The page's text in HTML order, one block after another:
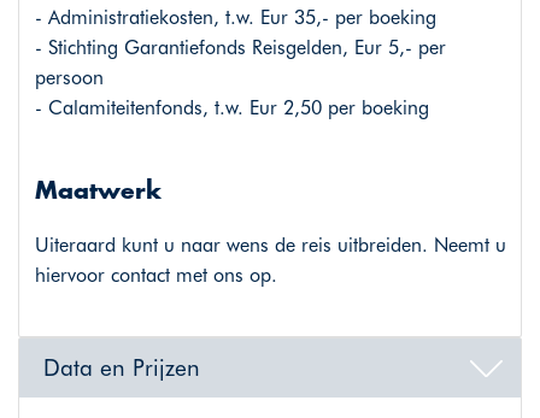
- Administratiekosten, t.w. Eur 35,- per boeking
- Stichting Garantiefonds Reisgelden, Eur 5,- per
persoon
- Calamiteitenfonds, t.w. Eur 2,50 per boeking
Maatwerk
Uiteraard kunt u naar wens de reis uitbreiden. Neemt u
hiervoor contact met ons op.
Data en Prijzen